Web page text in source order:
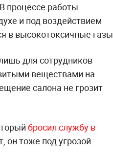
процессе работы
и под воздействием
в высокотоксичные газы.
для сотрудников
веществами на
салона не грозит
бросил службу в
он тоже под угрозой.